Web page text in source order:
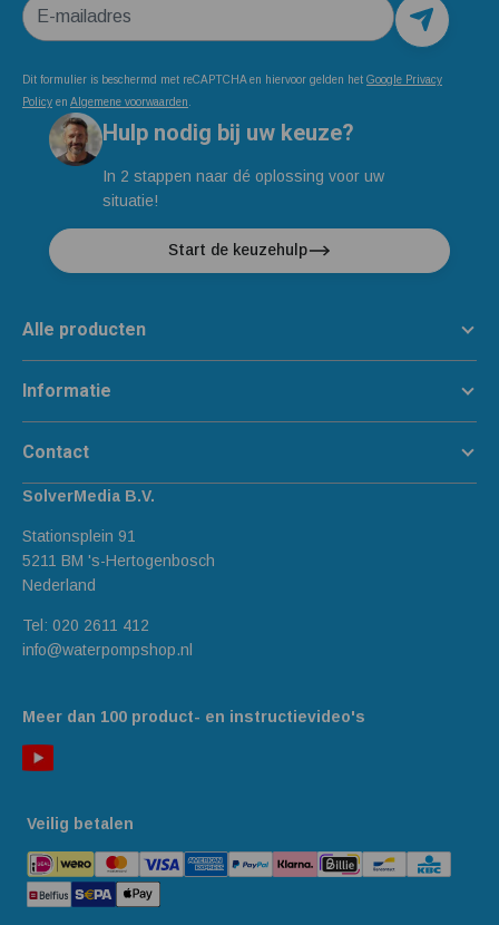
Dit formulier is beschermd met reCAPTCHA en hiervoor gelden het Google Privacy
Policy en Algemene voorwaarden
Hulp nodig bij uw keuze?
In 2 stappen naar dé oplossing voor uw
situatie!
Start de keuzehulp
Meer dan 100 product- en instructievideo's
Alle producten
Informatie
Contact
SolverMedia B.V.
Stationsplein 91
5211 BM 's-Hertogenbosch
Nederland
Tel: 020 2611 412
info@waterpompshop.nl
Veilig betalen